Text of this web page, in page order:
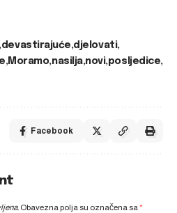
devastirajuće djelovati
Moramo nasilja novi posljedice
Facebook
Obavezna polja su označena sa*